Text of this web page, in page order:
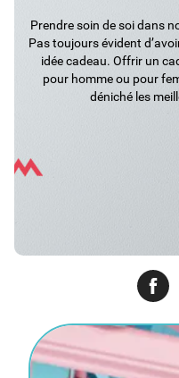
Prendre soin de soi dans
Pas toujours évident
idée cadeau. Offrir un
pour homme ou pour
déniché les